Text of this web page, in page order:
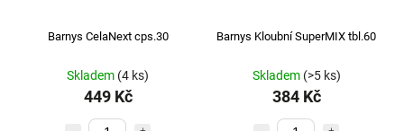
Barnys CelaNext cps.30
Skladem (4 ks)
449 Kč
Barnys Kloubní SuperMIX tbl.60
Skladem (>5 ks)
384 Kč